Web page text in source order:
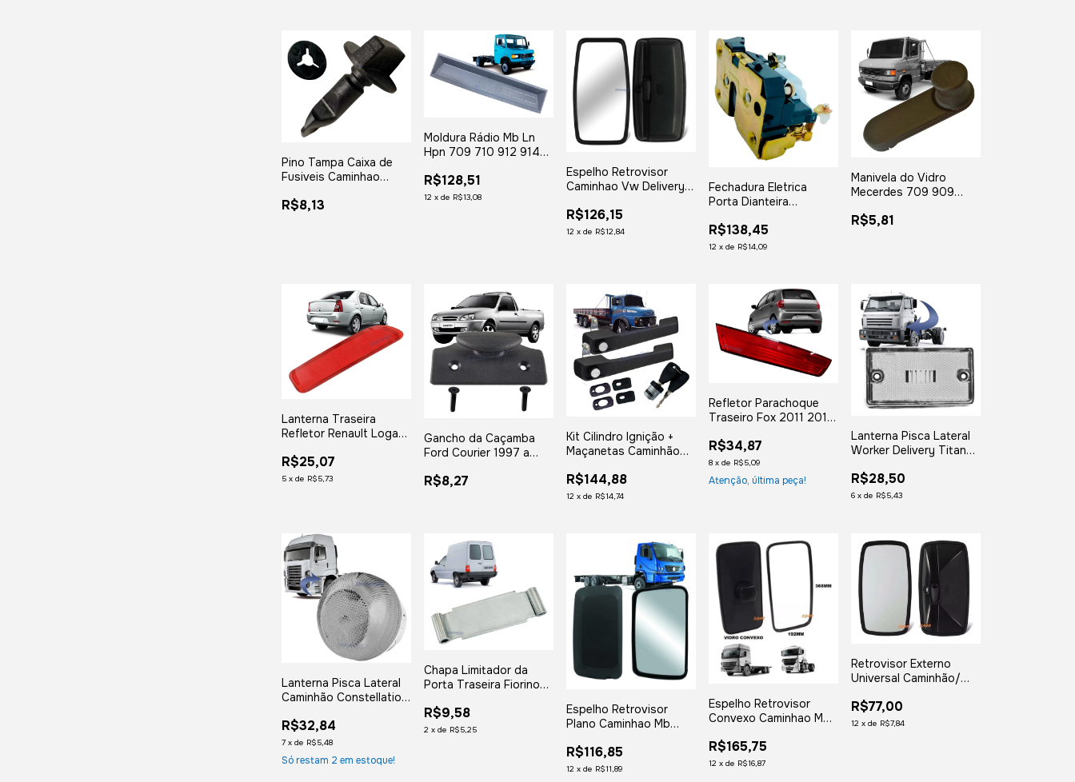
Pino Tampa Caixa de
Fusiveis Caminhao
Worker
R$8,13
Moldura Rádio Mb Ln
Hpn 709 710 912 914
R$128,51
12 xde R$13,08
Espelho Retrovisor
Caminhao Vw Delivery
R$126,15
12 xde R$12,84
Fechadura Eletrica
Porta Dianteira
a 2013
R$138,45
12 xde R$14,09
Manivela do Vidro
Mecerdes 709 909
R$5,81
Lanterna Traseira
Refletor Renault Logan
2014 Direito
R$25,07
5 xde R$5,73
Gancho da Caçamba
Ford Courier 1997 a
R$8,27
Kit Cilindro Ignição +
Maçanetas Caminhão
R$144,88
12 xde R$14,74
Refletor Parachoque
Traseiro Fox 2011 2012
R$34,87
8 xde R$5,09
Atenção, última peça!
Lanterna Pisca Lateral
Worker Delivery Titan
R$28,50
6 xde R$5,43
Lanterna Pisca Lateral
Caminhão Constellation
R$32,84
7 xde R$5,48
Só restam 2 em estoque!
Chapa Limitador da
Porta Traseira Fiorino
R$9,58
2 xde R$5,25
Espelho Retrovisor
Plano Caminhao Mb
R$116,85
12 xde R$11,89
Espelho Retrovisor
Convexo Caminhao Mb
R$165,75
12 xde R$16,87
Retrovisor Externo
Universal Caminhão/
R$77,00
12 xde R$7,84